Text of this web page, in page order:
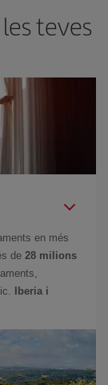
teves
en més
de 28 milions
Iberia i